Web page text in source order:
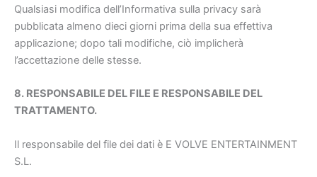
Qualsiasi modifica dell’Informativa sulla privacy sarà
pubblicata almeno dieci giorni prima della sua effettiva
applicazione; dopo tali modifiche, ciò implicherà
l’accettazione delle stesse.
8. RESPONSABILE DEL FILE E RESPONSABILE DEL
TRATTAMENTO.
Il responsabile del file dei dati è E VOLVE ENTERTAINMENT
S.L.